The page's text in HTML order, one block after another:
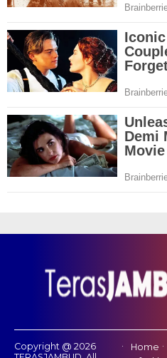
Copyright @ 2026
Home